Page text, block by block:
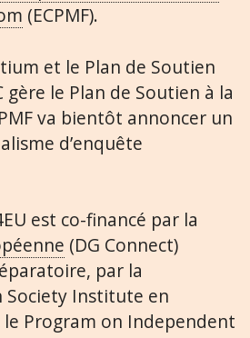
(ECPMF).
et le Plan de Soutien
gère le Plan de Soutien à la
va bientôt annoncer un
d’enquête
est co-financé par la
(DG Connect)
par la
Society Institute en
Program on Independent